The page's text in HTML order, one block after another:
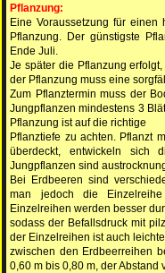
Pflanzung:
Eine Voraussetzung für
Pflanzung. Der günstigste
Ende Juli.
Je später die Pflanzung
der Pflanzung muss eine
Zum Pflanztermin muss der
Jungpflanzen mindestens 3
Pflanzung ist auf die richtige
Pflanztiefe zu achten. Pflanzt
überdeckt, entwickeln sich
Jungpflanzen sind
Bei Erdbeeren sind
man jedoch die
Einzelreihen werden besser
sodass der Befallsdruck mit
der Einzelreihen ist auch
zwischen den Erdbeerreihen
0,60 m bis 0,80 m, der Abstand